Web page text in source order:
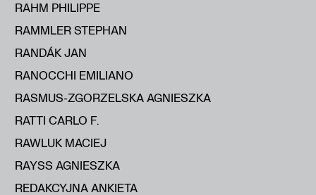
RAHM PHILIPPE
RAMMLER STEPHAN
RANDÁK JAN
RANOCCHI EMILIANO
RASMUS-ZGORZELSKA AGNIESZKA
RATTI CARLO F.
RAWLUK MACIEJ
RAYSS AGNIESZKA
REDAKCYJNA ANKIETA